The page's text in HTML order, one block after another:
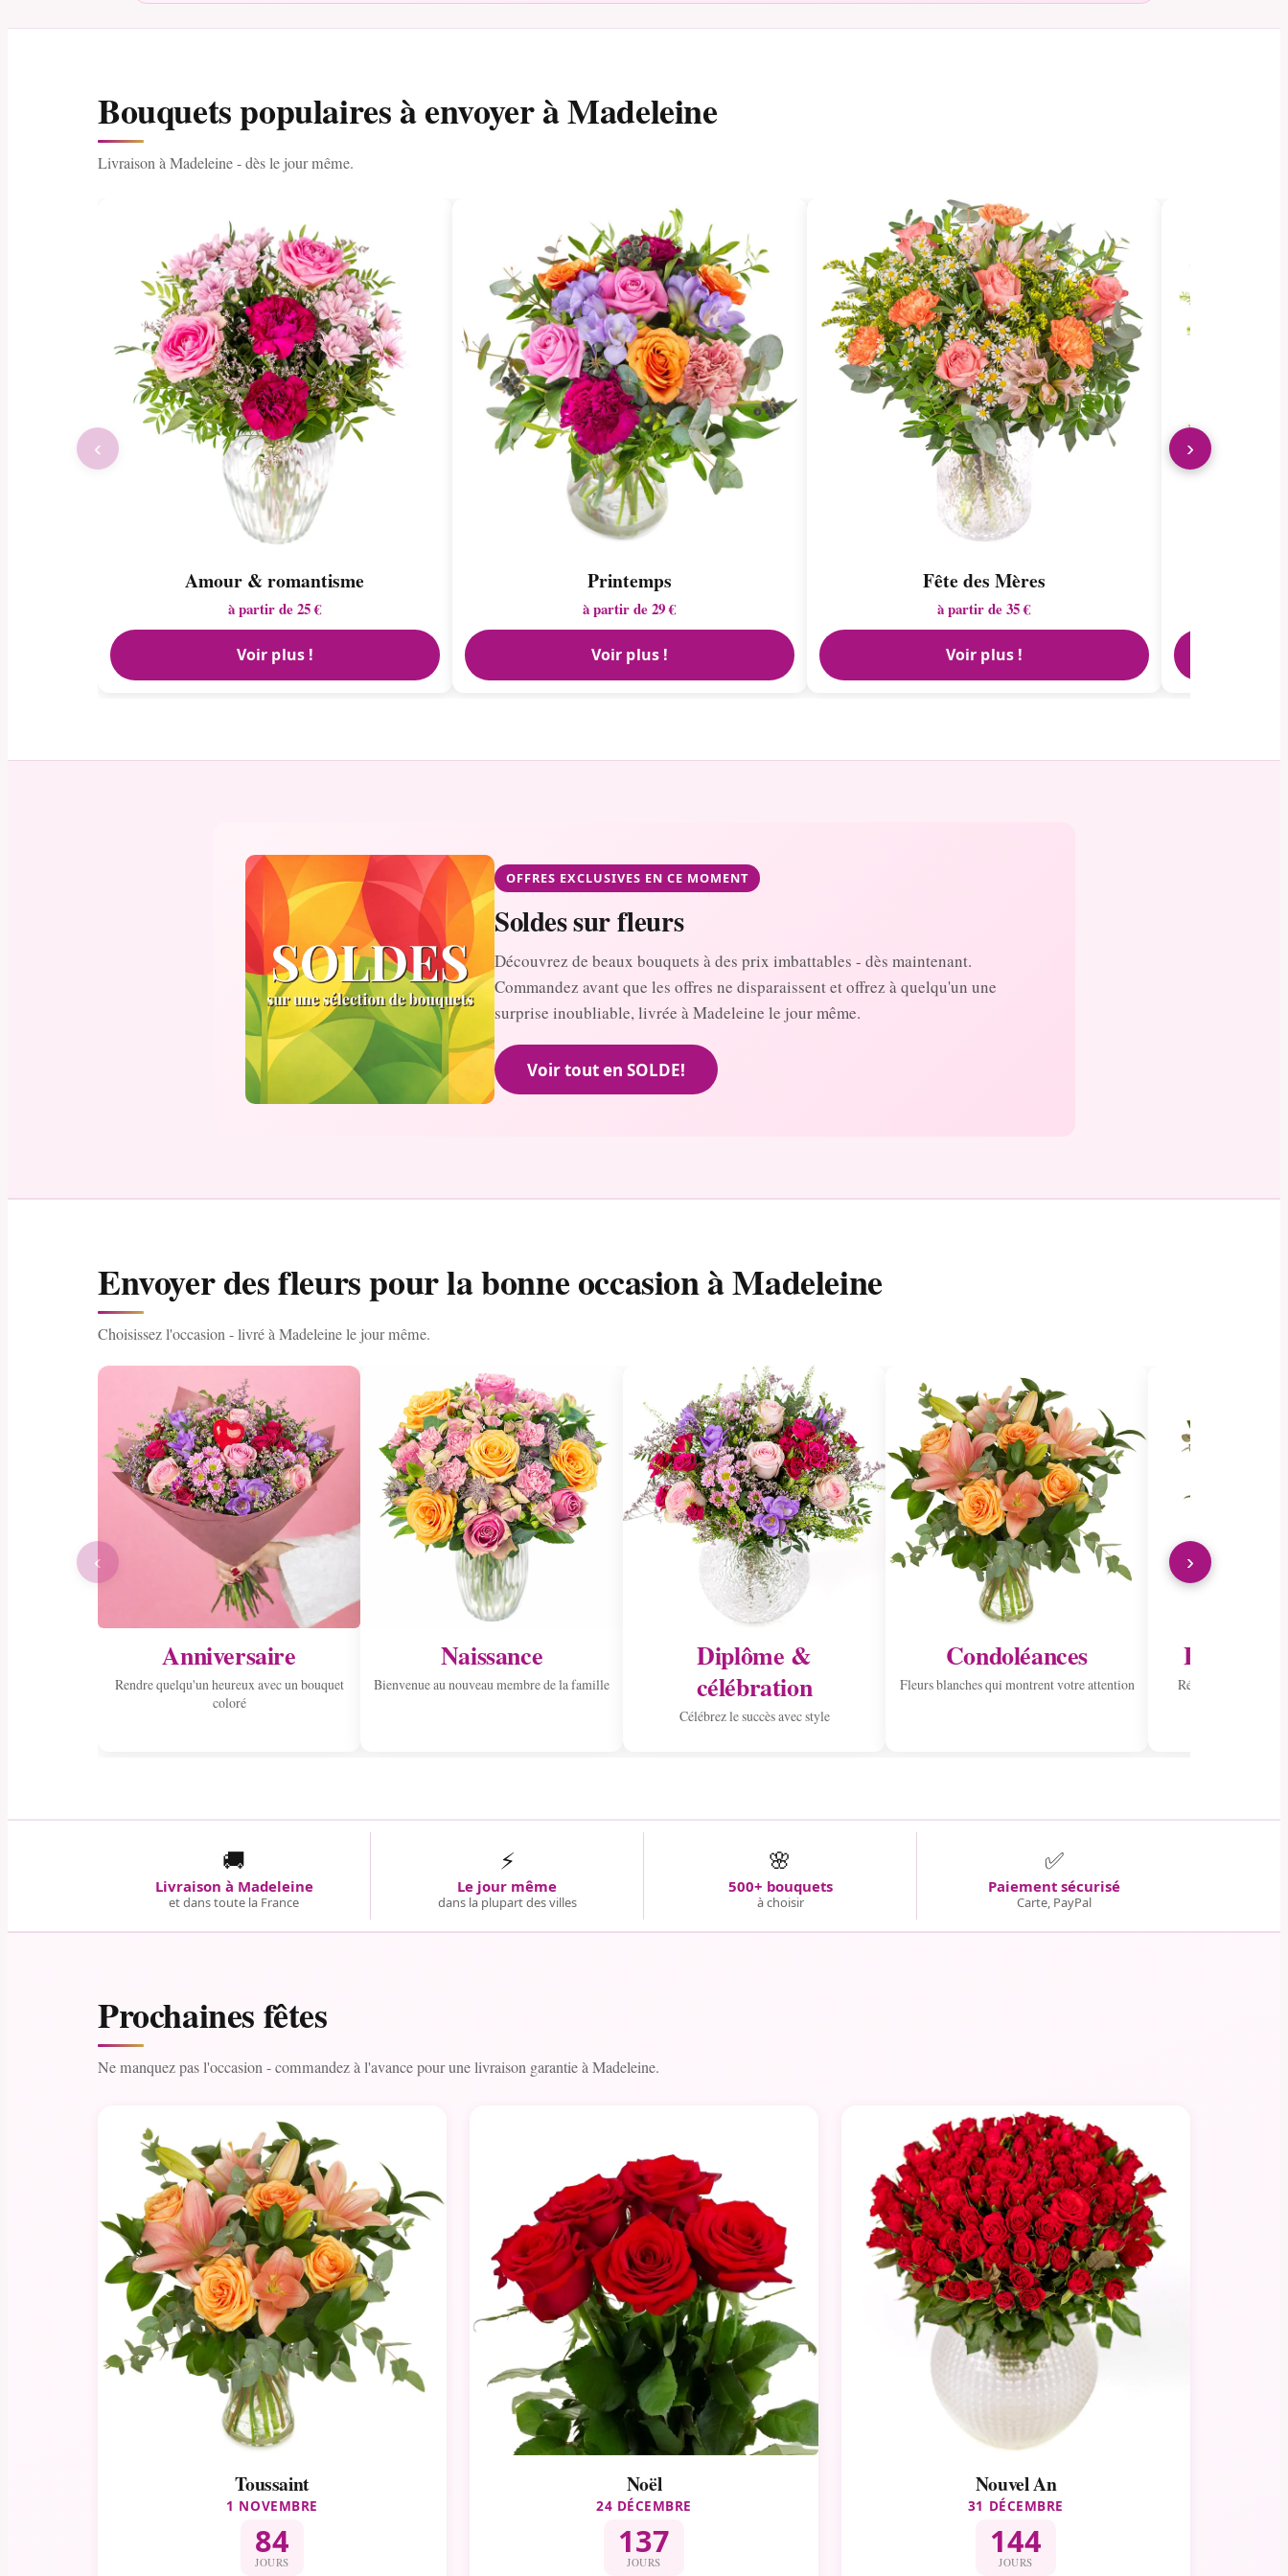
Bouquets populaires à envoyer à Madeleine
Livraison à Madeleine - dès le jour même.
Amour & romantisme
à partir de 25 €
Voir plus !
Printemps
à partir de 29 €
Voir plus !
Fête des Mères
à partir de 35 €
Voir plus !
‹ ›
OFFRES EXCLUSIVES EN CE MOMENT
Soldes sur fleurs
Découvrez de beaux bouquets à des prix imbattables - dès maintenant.
Commandez avant que les offres ne disparaissent et offrez à quelqu'un une
surprise inoubliable, livrée à Madeleine le jour même.
Voir tout en SOLDE!
Envoyer des fleurs pour la bonne occasion à Madeleine
Choisissez l'occasion - livré à Madeleine le jour même.
Anniversaire
Rendre quelqu'un heureux avec un bouquet
coloré
Naissance
Bienvenue au nouveau membre de la famille
Diplôme &
célébration
Célébrez le succès avec style
Condoléances
Fleurs blanches qui montrent votre attention
Envoyer
Répandre la joie
‹ ›
🚚
Livraison à Madeleine
et dans toute la France
⚡
Le jour même
dans la plupart des villes
🌸
500+ bouquets
à choisir
✅
Paiement sécurisé
Carte, PayPal
Prochaines fêtes
Ne manquez pas l'occasion - commandez à l'avance pour une livraison garantie à Madeleine.
Toussaint
1 NOVEMBRE
84
JOURS
Noël
24 DÉCEMBRE
137
JOURS
Nouvel An
31 DÉCEMBRE
144
JOURS